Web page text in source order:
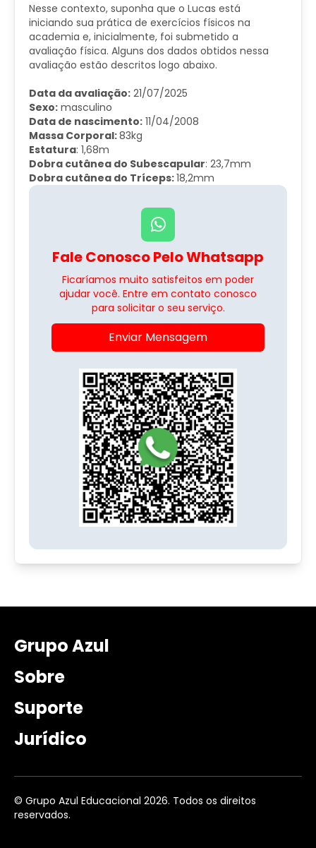
Nesse contexto, suponha que o Lucas está
iniciando sua prática de exercícios físicos na
academia e, inicialmente, foi submetido a
avaliação física. Alguns dos dados obtidos nessa
avaliação estão descritos logo abaixo.
Data da avaliação: 21/07/2025
Sexo: masculino
Data de nascimento: 11/04/2008
Massa Corporal:83kg
Estatura: 1,68m
Dobra cutânea do Subescapular: 23,7mm
Dobra cutânea do Tríceps:18,2mm
Fale Conosco Pelo Whatsapp
Ficaríamos muito satisfeitos em poder
ajudar você. Entre em contato conosco
para solicitar o seu serviço.
Enviar Mensagem
Grupo Azul
Sobre
Suporte
Jurídico
© Grupo Azul Educacional 2026. Todos os direitos
reservados.